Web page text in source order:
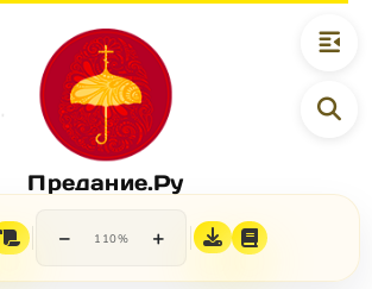
Предание.Ру
− 110% +